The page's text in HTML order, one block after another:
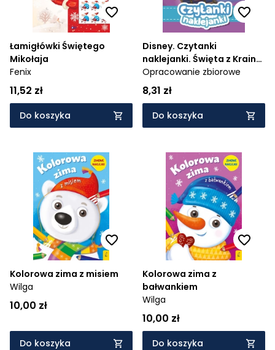
Od najnowszych
Od najstarszych
Łamigłówki Świętego
Mikołaja
Fenix
11,52 zł
Do koszyka
Disney. Czytanki
naklejanki. Święta z Krainą
Lodu
Opracowanie zbiorowe
8,31 zł
Do koszyka
Kolorowa zima z misiem
Wilga
10,00 zł
Do koszyka
Kolorowa zima z
bałwankiem
Wilga
10,00 zł
Do koszyka